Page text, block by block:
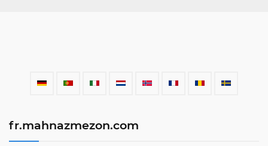
fr.mahnazmezon.com